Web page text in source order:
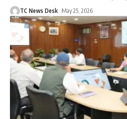
TC News Desk May 25, 2026